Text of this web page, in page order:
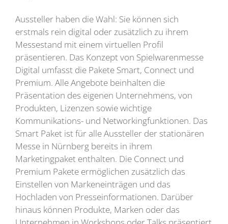
Aussteller haben die Wahl: Sie können sich
erstmals rein digital oder zusätzlich zu ihrem
Messestand mit einem virtuellen Profil
präsentieren. Das Konzept von Spielwarenmesse
Digital umfasst die Pakete Smart, Connect und
Premium. Alle Angebote beinhalten die
Präsentation des eigenen Unternehmens, von
Produkten, Lizenzen sowie wichtige
Kommunikations- und Networkingfunktionen. Das
Smart Paket ist für alle Aussteller der stationären
Messe in Nürnberg bereits in ihrem
Marketingpaket enthalten. Die Connect und
Premium Pakete ermöglichen zusätzlich das
Einstellen von Markeneinträgen und das
Hochladen von Presseinformationen. Darüber
hinaus können Produkte, Marken oder das